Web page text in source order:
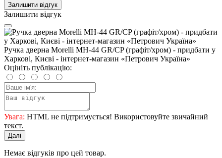
Залишити відгук
Залишити відгук
Ручка дверна Morelli MH-44 GR/CP (графіт/хром) - придбати у
Харкові, Києві - інтернет-магазин «Петрович Україна»
Оцініть публікацію:
Увага: HTML не підтримується! Використовуйте звичайний
текст.
Далі
Немає відгуків про цей товар.